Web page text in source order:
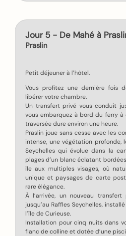
Jour 5 - De Mahé à
Praslin
Petit déjeuner à l’hôtel.
Vous profitez une dernière fois
libérer votre chambre.
Un transfert privé vous conduit
vous embarquez à bord du ferry à
traversée dure environ une heure.
Praslin joue sans cesse avec les
intense, une végétation profonde,
Seychelles qui évolue dans la
plages d’un blanc éclatant
île aux multiples visages, où
unique et paysages de carte
rare élégance.
À l’arrivée, un nouveau
jusqu’au Raffles Seychelles,
l’île de Curieuse.
Installation pour cinq nuits dans
flanc de colline et dotée d’une